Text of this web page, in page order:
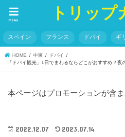
トリップ
menu
スペイン フランス ドバイ ギ
HOME 中東
ドバイ
「ドバイ観光」1日でまわるならどこがおすすめ？
本ページはプロモーションが含ま
2022.12.07 2023.07.14